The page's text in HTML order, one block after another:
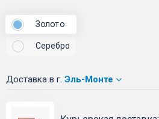
Золото
Серебро
Доставка в г. Эль-Монте